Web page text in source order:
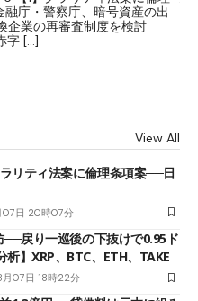
庁・警察庁、暗号資産の出
企業の再審査制度を検討
字 […]
View All
リティ法案に倫理条項案──日
日 20時07分
戻り一巡後の下抜けで0.95ド
】XRP、BTC、ETH、TAKE
07日 18時22分